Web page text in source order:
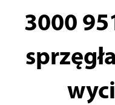
3000